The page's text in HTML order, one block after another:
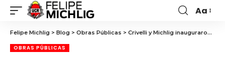
Aa
Felipe Michlig > Blog > Obras Públicas > Crivelli y Michlig inauguraron viviendas en Villa Trinidad y San Guillermo, e hicieron aportes para nuevas unidades
OBRAS PÚBLICAS